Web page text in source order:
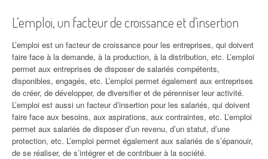
L’emploi, un facteur de croissance et d’insertion
L’emploi est un facteur de croissance pour les entreprises, qui doivent
faire face à la demande, à la production, à la distribution, etc. L’emploi
permet aux entreprises de disposer de salariés compétents,
disponibles, engagés, etc. L’emploi permet également aux entreprises
de créer, de développer, de diversifier et de pérenniser leur activité.
L’emploi est aussi un facteur d’insertion pour les salariés, qui doivent
faire face aux besoins, aux aspirations, aux contraintes, etc. L’emploi
permet aux salariés de disposer d’un revenu, d’un statut, d’une
protection, etc. L’emploi permet également aux salariés de s’épanouir,
de se réaliser, de s’intégrer et de contribuer à la société.